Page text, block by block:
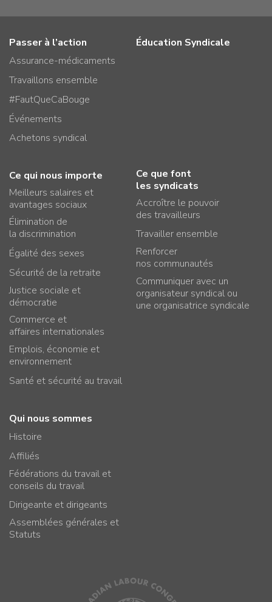
Passer à l’action
Assurance-médicaments
Travaillons ensemble
#FautQueCaBouge
Événements
Achetons syndical
Éducation Syndicale
Ce qui nous importe
Meilleurs salaires et
avantages sociaux
Élimination de
la discrimination
Égalité des sexes
Sécurité de la retraite
Justice sociale et
démocratie
Commerce et
affaires internationales
Emplois, économie et
environnement
Santé et sécurité au travail
Ce que font
les syndicats
Accroître le pouvoir
des travailleurs
Travailler ensemble
Renforcer
nos communautés
Communiquer avec un
organisateur syndical ou
une organisatrice syndicale
Qui nous sommes
Histoire
Affiliés
Fédérations du travail et
conseils du travail
Dirigeante et dirigeants
Assemblées générales et
Statuts